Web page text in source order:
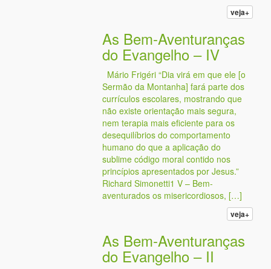
veja+
As Bem-Aventuranças
do Evangelho – IV
Mário Frigéri “Dia virá em que ele [o
Sermão da Montanha] fará parte dos
currículos escolares, mostrando que
não existe orientação mais segura,
nem terapia mais eficiente para os
desequilíbrios do comportamento
humano do que a aplicação do
sublime código moral contido nos
princípios apresentados por Jesus.”
Richard Simonetti1 V – Bem-
aventurados os misericordiosos, […]
veja+
As Bem-Aventuranças
do Evangelho – II